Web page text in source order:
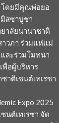
โดยมีคุณพ่อยอ
สซาบูชา
าลัยนานาชาติ
าวภา ร่วมแห่แม่
ละร่วมโมทนา
พื่อผู้บริหาร
าติเซนต์เทเรซา
Expo 2025
นต์เทเรซา จัด